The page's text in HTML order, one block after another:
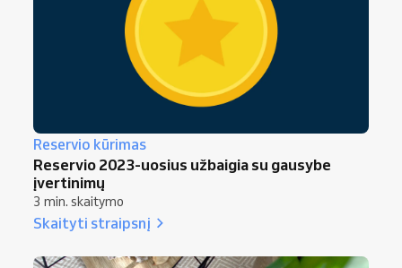
Reservio kūrimas
Reservio 2023-uosius užbaigia su gausybe
įvertinimų
3 min. skaitymo
Skaityti straipsnį